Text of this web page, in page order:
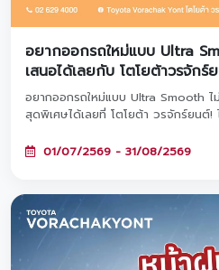
อยากออกรถใหม่แบบ Ultra
เสนอได้เลยกับ โตโยต้าวรจักร์
อยากออกรถใหม่แบบ Ultra Smooth ไ
สุดพิเศษได้เลยที่ โตโยต้า วรจักร์ยนต์!
บาท* ทั้งสองทางเลือกมาพร้อมฟรีปร
พิเศษยิ่งขึ้นเมื่อจองวันนี้ รับสิทธิ์ร่วม
ตั้งแต่วันนี้ - 31 ส.ค. 2569 นี้เท่านั้นนะค
01/07/2569 - 31/08/2569